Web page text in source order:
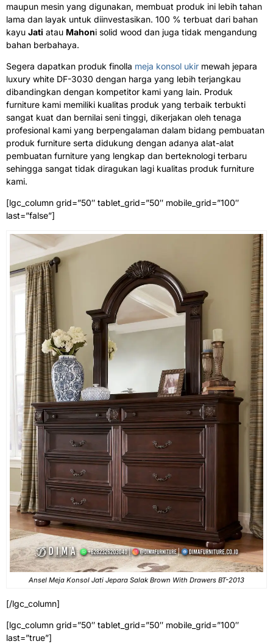
maupun mesin yang digunakan, membuat produk ini lebih tahan
lama dan layak untuk diinvestasikan. 100 % terbuat dari bahan
kayu Jati atau Mahoni solid wood dan juga tidak mengandung
bahan berbahaya.
Segera dapatkan produk finolla meja konsol ukir mewah jepara
luxury white DF-3030 dengan harga yang lebih terjangkau
dibandingkan dengan kompetitor kami yang lain. Produk
furniture kami memiliki kualitas produk yang terbaik terbukti
sangat kuat dan bernilai seni tinggi, dikerjakan oleh tenaga
profesional kami yang berpengalaman dalam bidang pembuatan
produk furniture serta didukung dengan adanya alat-alat
pembuatan furniture yang lengkap dan berteknologi terbaru
sehingga sangat tidak diragukan lagi kualitas produk furniture
kami.
[lgc_column grid=”50″ tablet_grid=”50″ mobile_grid=”100″
last=”false”]
Ansel Meja Konsol Jati Jepara Salak Brown With Drawers BT-2013
[/lgc_column]
[lgc_column grid=”50″ tablet_grid=”50″ mobile_grid=”100″
last=”true”]